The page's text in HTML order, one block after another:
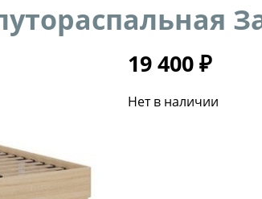
19 400 ₽
Нет в наличии